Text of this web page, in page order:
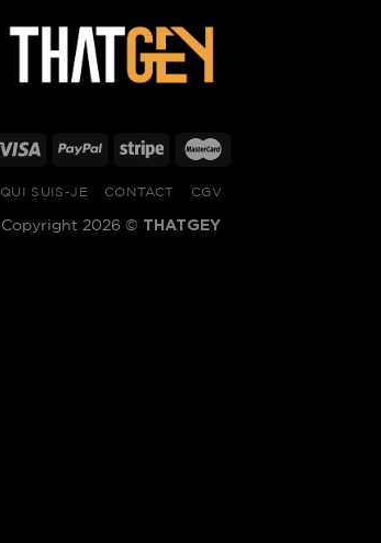
QUI SUIS-JE CONTACT CGV
Copyright 2026 © THATGEY